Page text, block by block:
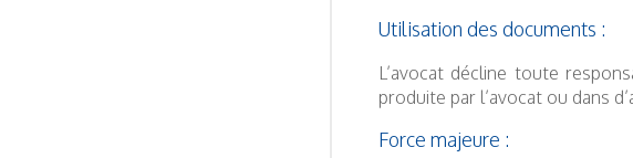
Utilisation des documents :
L’avocat décline toute
produite par l’avocat ou dans
Force majeure :